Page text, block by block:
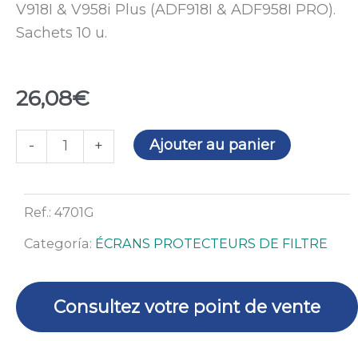
V918I & V958i Plus (ADF918I & ADF958I PRO).
Sachets 10 u.
26,08€
-
quantité
de
Intérieur
92
mm
pour
+ Ajouter au panier
Ref.: 4701G
Categoría: ÉCRANS PROTECTEURS DE FILTRE
Consultez votre point de vente